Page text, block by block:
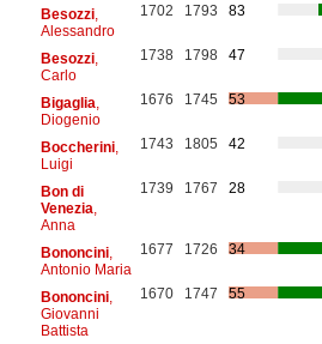
Besozzi,
Alessandro
1702 1793 83
Besozzi,
Carlo
1738 1798 47
Bigaglia
Diogenio
1676 1745 53
Boccherini,
Luigi
1743 1805 42
Bon di
Venezia
Anna
1739 1767 28
Bononcini,
Antonio Maria
1677 1726 34
Bononcini,
Giovanni
Battista
1670 1747 55